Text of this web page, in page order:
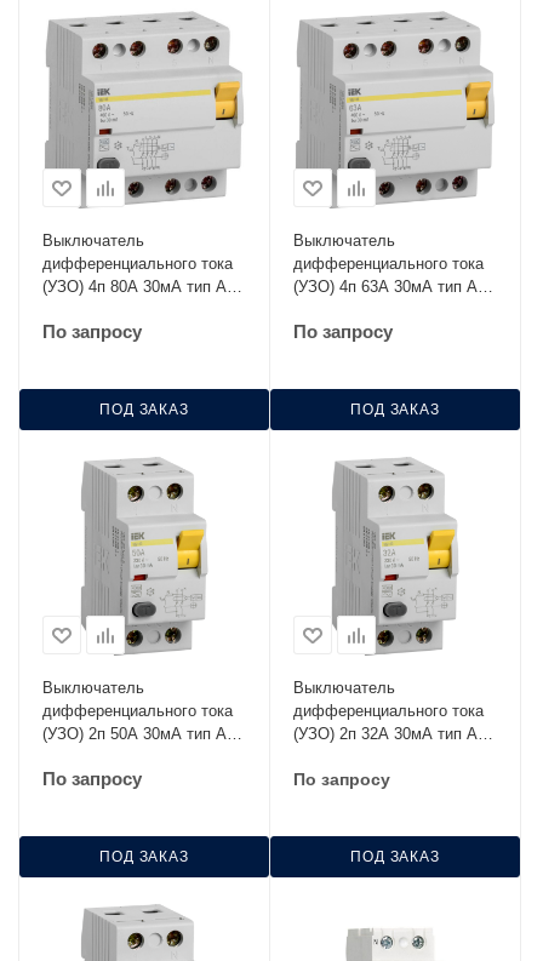
Выключатель
дифференциального тока
(УЗО) 4п 80А 30мА тип AC
030
По запросу
ПОД ЗАКАЗ
Выключатель
дифференциального тока
(УЗО) 4п 63А 30мА тип AC
030
По запросу
ПОД ЗАКАЗ
Выключатель
дифференциального тока
(УЗО) 2п 50А 30мА тип AC
030
По запросу
ПОД ЗАКАЗ
Выключатель
дифференциального тока
(УЗО) 2п 32А 30мА тип AC
030
По запросу
ПОД ЗАКАЗ